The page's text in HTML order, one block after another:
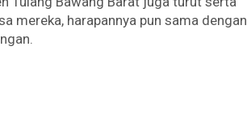
mereka, harapannya pun sama dengan